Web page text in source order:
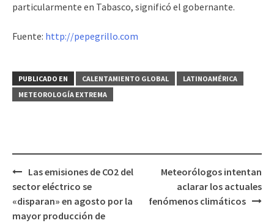
particularmente en Tabasco, significó el gobernante.
Fuente: http://pepegrillo.com
PUBLICADO EN CALENTAMIENTO GLOBAL
LATINOAMÉRICA
METEOROLOGÍ­A EXTREMA
Navegación
de
entradas
Las emisiones de CO2 del
sector eléctrico se
«disparan» en agosto por la
mayor producción de
Meteorólogos intentan
aclarar los actuales
fenómenos climáticos